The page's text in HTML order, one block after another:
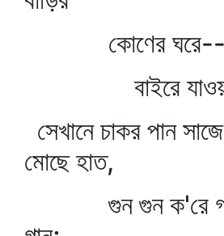
কোণের ঘরে--
বাইরে যাওয়া
সেখানে চাকর পান
মোছে হাত,
গুন গুন ক'রে গায়